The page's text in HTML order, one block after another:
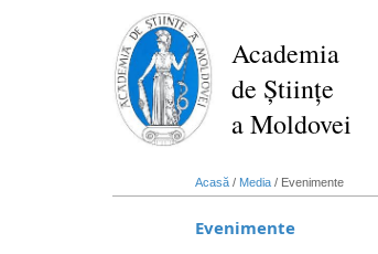
Academia
de Științe
a Moldovei
Acasă / Media / Evenimente
Evenimente